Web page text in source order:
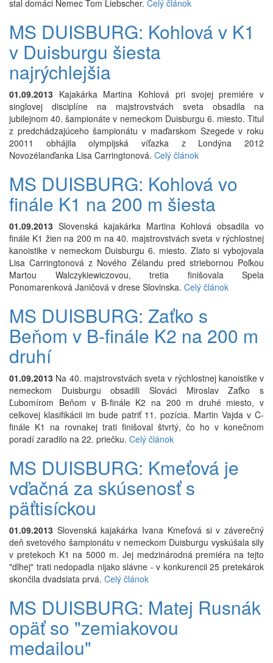
stal domáci Nemec Tom Liebscher. Celý článok
MS DUISBURG: Kohlová v K1
v Duisburgu šiesta
najrýchlejšia
01.09.2013 Kajakárka Martina Kohlová pri svojej premiére v
singlovej disciplíne na majstrovstvách sveta obsadila na
jubilejnom 40. šampionáte v nemeckom Duisburgu 6. miesto. Titul
z predchádzajúceho šampionátu v maďarskom Szegede v roku
20011 obhájila olympijská víťazka z Londýna 2012
Novozélanďanka Lisa Carringtonová. Celý článok
MS DUISBURG: Kohlová vo
finále K1 na 200 m šiesta
01.09.2013 Slovenská kajakárka Martina Kohlová obsadila vo
finále K1 žien na 200 m na 40. majstrovstvách sveta v rýchlostnej
kanoistike v nemeckom Duisburgu 6. miesto. Zlato si vybojovala
Lisa Carringtonová z Nového Zélandu pred striebornou Poľkou
Martou Walczykiewiczovou, tretia finišovala Spela
Ponomarenková Janičová v drese Slovinska. Celý článok
MS DUISBURG: Zaťko s
Beňom v B-finále K2 na 200 m
druhí
01.09.2013 Na 40. majstrovstvách sveta v rýchlostnej kanoistike v
nemeckom Duisburgu obsadili Slováci Miroslav Zaťko s
Ľubomírom Beňom v B-finále K2 na 200 m druhé miesto, v
celkovej klasifikácii im bude patriť 11. pozícia. Martin Vajda v C-
finále K1 na rovnakej trati finišoval štvrtý, čo ho v konečnom
poradí zaradilo na 22. priečku. Celý článok
MS DUISBURG: Kmeťová je
vďačná za skúsenosť s
päťtisíckou
01.09.2013 Slovenská kajakárka Ivana Kmeťová si v záverečný
deň svetového šampionátu v nemeckom Duisburgu vyskúšala sily
v pretekoch K1 na 5000 m. Jej medzinárodná premiéra na tejto
"dlhej" trati nedopadla nijako slávne - v konkurencii 25 pretekárok
skončila dvadsiata prvá. Celý článok
MS DUISBURG: Matej Rusnák
opäť so "zemiakovou
medailou"